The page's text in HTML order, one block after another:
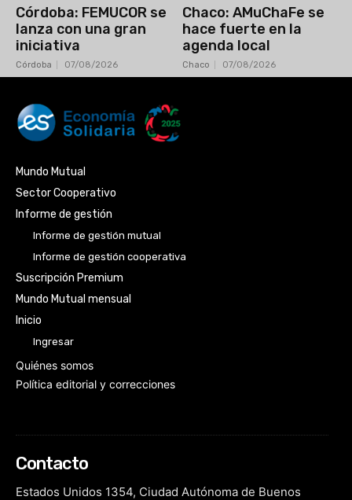
Córdoba: FEMUCOR se
lanza con una gran
iniciativa
Córdoba 07/08/2026
Chaco: AMuChaFe se
hace fuerte en la
agenda local
Chaco 07/08/2026
Mundo Mutual
Sector Cooperativo
Informe de gestión
Informe de gestión mutual
Informe de gestión cooperativa
Suscripción Premium
Mundo Mutual mensual
Inicio
Ingresar
Quiénes somos
Política editorial y correcciones
Contacto
Estados Unidos 1354, Ciudad Autónoma de Buenos